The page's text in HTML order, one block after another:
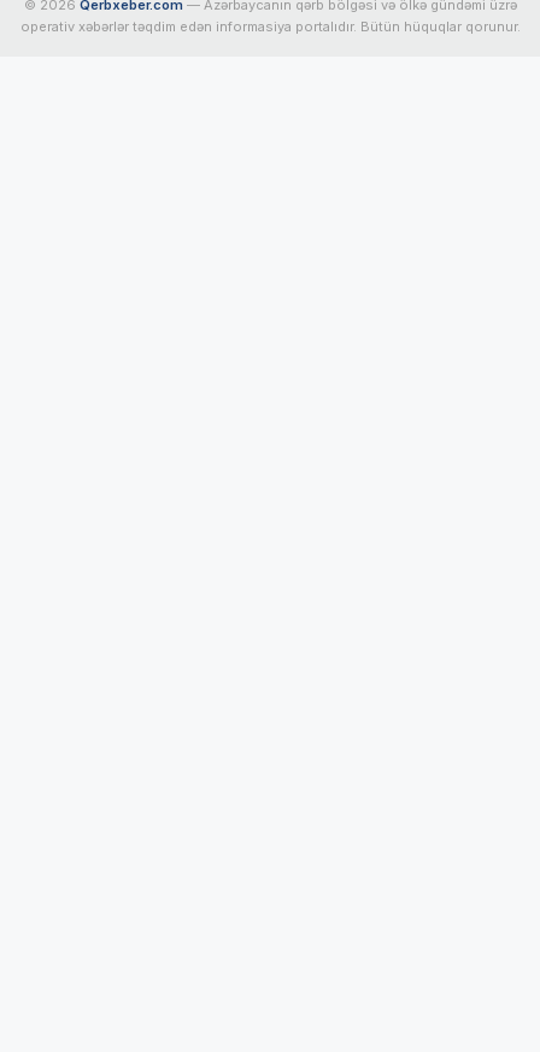
© 2026 Qerbxeber.com — Azərbaycanın qərb bölgəsi və ölkə gündəmi üzrə
operativ xəbərlər təqdim edən informasiya portalıdır. Bütün hüquqlar qorunur.